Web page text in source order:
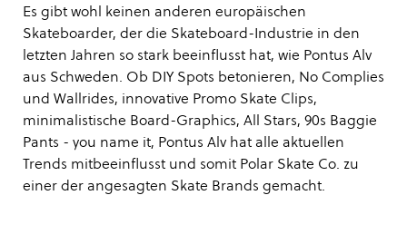
Es gibt wohl keinen anderen europäischen
Skateboarder, der die Skateboard-Industrie in den
letzten Jahren so stark beeinflusst hat, wie Pontus Alv
aus Schweden. Ob DIY Spots betonieren, No Complies
und Wallrides, innovative Promo Skate Clips,
minimalistische Board-Graphics, All Stars, 90s Baggie
Pants - you name it, Pontus Alv hat alle aktuellen
Trends mitbeeinflusst und somit Polar Skate Co. zu
einer der angesagten Skate Brands gemacht.